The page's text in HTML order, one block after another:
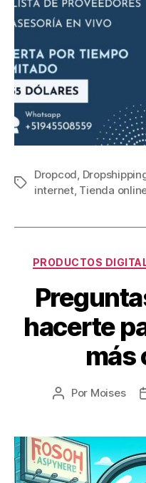
Dropcod,
internet, Tienda
PRODUCTOS
hacerte
más
Por Moises